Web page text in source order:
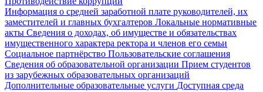
Информация о средней заработной плате руководителей, их
заместителей и главных бухгалтеров Локальные нормативные
акты Сведения о доходах, об имуществе и обязательствах
имущественного характера ректора и членов его семьи
Социальное партнёрство Пользовательские соглашения
Сведения об образовательной организации Прием студентов
из зарубежных образовательных организаций
Дополнительные образовательные услуги Доступная среда